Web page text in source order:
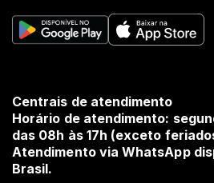
Centrais de atendimento
Horário de atendimento:
das 08h às 17h (exceto
Atendimento via WhatsApp
Brasil.